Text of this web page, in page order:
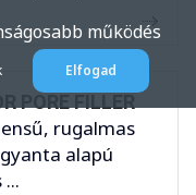
rugalmas
alapú
működés
Elfogad